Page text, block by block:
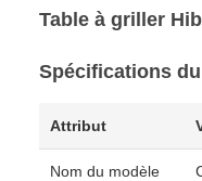
Table à griller
Spécifications
Attribut
Nom du modèle